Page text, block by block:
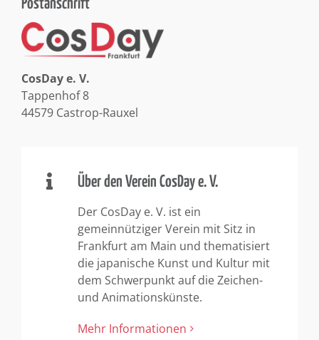
Postanschrift
CosDay e. V.
Tappenhof 8
44579 Castrop-Rauxel
Über den Verein CosDay e. V.
Der CosDay e. V. ist ein
gemeinnütziger Verein mit Sitz in
Frankfurt am Main und thematisiert
die japanische Kunst und Kultur mit
dem Schwerpunkt auf die Zeichen-
und Animationskünste.
Mehr Informationen